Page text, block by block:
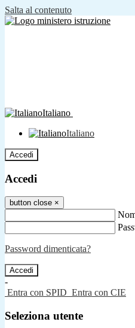
Salta al contenuto
Italiano
Italiano
Accedi
Accedi
button close ×
Password dimenticata?
-
Entra con SPID Entra con CIE
Seleziona utente